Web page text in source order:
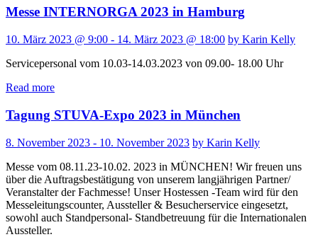
Messe INTERNORGA 2023 in Hamburg
10. März 2023 @ 9:00 - 14. März 2023 @ 18:00 by Karin Kelly
Servicepersonal vom 10.03-14.03.2023 von 09.00- 18.00 Uhr
Read more
Tagung STUVA-Expo 2023 in München
8. November 2023 - 10. November 2023 by Karin Kelly
Messe vom 08.11.23-10.02. 2023 in MÜNCHEN! Wir freuen uns
über die Auftragsbestätigung von unserem langjährigen Partner/
Veranstalter der Fachmesse! Unser Hostessen -Team wird für den
Messeleitungscounter, Aussteller & Besucherservice eingesetzt,
sowohl auch Standpersonal- Standbetreuung für die Internationalen
Aussteller.